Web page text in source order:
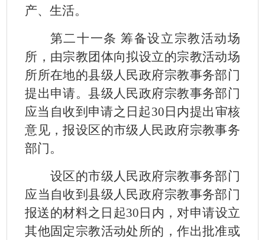
产、生活。
第二十一条 筹备设立宗教活动场
所，由宗教团体向拟设立的宗教活动场
所所在地的县级人民政府宗教事务部门
提出申请。县级人民政府宗教事务部门
应当自收到申请之日起30 日内提出审核
意见，报设区的市级人民政府宗教事务
部门。
设区的市级人民政府宗教事务部门
应当自收到县级人民政府宗教事务部门
报送的材料之日起30 日内，对申请设立
其他固定宗教活动处所的，作出批准或